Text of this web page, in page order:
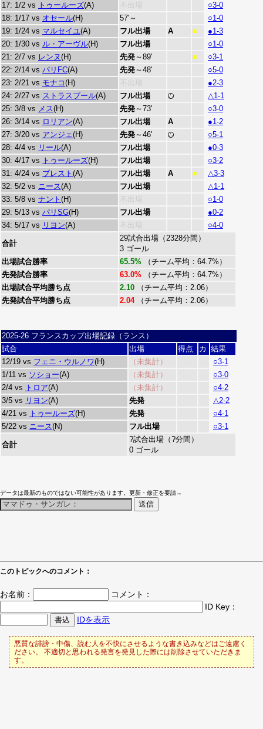
17: 1/2 vs トゥールーズ(A) 不出場
○3-0
18: 1/17 vs オセール(H) 57'～
○1-0
19: 1/24 vs マルセイユ(A) フル出場 A ■
●1-3
20: 1/30 vs ル・アーヴル(H) フル出場
○1-0
21: 2/7 vs レンヌ(H) 先発～89' ■
○3-1
22: 2/14 vs パリFC(A) 先発～48'
○5-0
23: 2/21 vs モナコ(H) 不出場
●2-3
24: 2/27 vs ストラスブール(A) フル出場
△1-1
25: 3/8 vs メス(H) 先発～73'
○3-0
26: 3/14 vs ロリアン(A) フル出場 A
●1-2
27: 3/20 vs アンジェ(H) 先発～46'
○5-1
28: 4/4 vs リール(A) フル出場
●0-3
30: 4/17 vs トゥールーズ(H) フル出場
○3-2
31: 4/24 vs ブレスト (A) フル出場 A ■
△3-3
32: 5/2 vs ニース(A) フル出場
△1-1
33: 5/8 vs ナント (H) 不出場
○1-0
29: 5/13 vs パリSG(H) フル出場
●0-2
34: 5/17 vs リヨン(A) 不出場 ○4-0
合計
29試合出場（2328分間）
3 ゴール
出場試合勝率
65.5% （チーム平均：64.7%）
先発試合勝率
63.0% （チーム平均：64.7%）
出場試合平均勝ち点
2.10 （チーム平均：2.06）
先発試合平均勝ち点
2.04（チーム平均：2.06）
2025-26 フランスカップ出場記録（ランス）
試合
出場 得点 カ 結果
12/19 vs フェニ・ウルノワ(H) （未集計）
○3-1
1/11 vs ソショー(A) （未集計）
○3-0
2/4 vs トロア(A) （未集計）
○4-2
3/5 vs リヨン(A) 先発
△2-2
4/21 vs トゥールーズ(H) 先発
○4-1
5/22 vs ニース(N) フル出場 ○3-1
合計
?試合出場（?分間）
0 ゴール
データは最新のものではない可能性があります。更新・修正を要請→
このトピックへのコメント：
お名前：
コメント：
ID Key：
IDを表示
悪質な誹謗・中傷、読む人を不快にさせるような書き込みなどはご遠慮く
ださい。 不適切と思われる発言を発見した際には削除させていただきま
す。